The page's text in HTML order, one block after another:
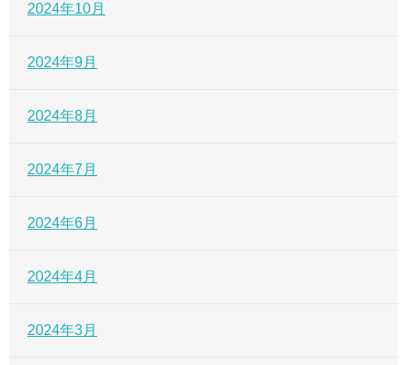
2024年10月
2024年9月
2024年8月
2024年7月
2024年6月
2024年4月
2024年3月